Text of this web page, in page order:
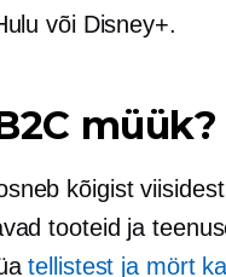
või Disney+.
müük?
kõigist
tooteid ja
tellistest ja mört